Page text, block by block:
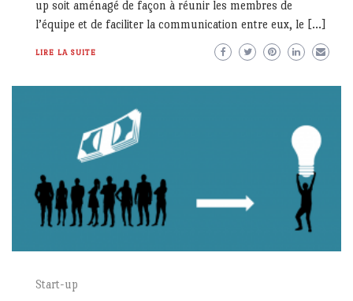
up soit aménagé de façon à réunir les membres de
l’équipe et de faciliter la communication entre eux, le […]
LIRE LA SUITE
Start-up